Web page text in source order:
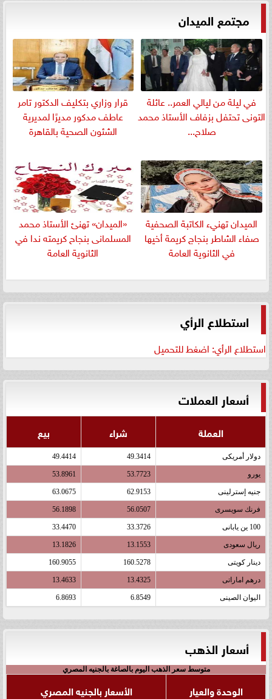
مجتمع الميدان
في ليلة من ليالي العمر.. عائلة
التونى تحتفل بزفاف الأستاذ محمد
صلاح...
قرار وزاري بتكليف الدكتور تامر
عاطف مدكور مديرًا لمديرية
الشئون الصحية بالقاهرة
الميدان تهنيء الكاتبة الصحفية
صفاء الشاطر بنجاج كريمة أخيها
في الثانوية العامة
«الميدان» تهنئ الأستاذ محمد
المسلمانى بنجاح كريمته ندا في
الثانوية العامة
استطلاع الرأي
استطلاع الرأي: اضغط للتحميل
أسعار العملات
العملة شراء بيع
دولار أمريكى 49.3414
49.4414
يورو 53.7723
53.8961
جنيه إسترلينى 62.9153
63.0675
فرنك سويسرى 56.0507
56.1898
100 ين يابانى 33.3726
33.4470
ريال سعودى 13.1553
13.1826
دينار كويتى 160.5278
160.9055
درهم اماراتى 13.4325
13.4633
اليوان الصينى 6.8549
6.8693
أسعار الذهب
متوسط سعر الذهب اليوم بالصاغة بالجنيه المصري
الوحدة والعيار
الأسعار بالجنيه المصري